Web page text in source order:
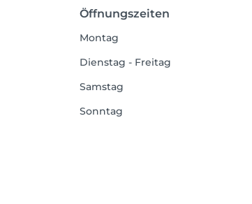
Öffnungszeiten
Montag
Dienstag - Freitag
Samstag
Sonntag